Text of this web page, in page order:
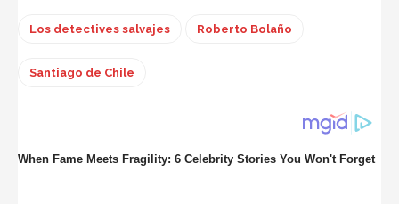
Los detectives salvajes Roberto Bolaño
Santiago de Chile